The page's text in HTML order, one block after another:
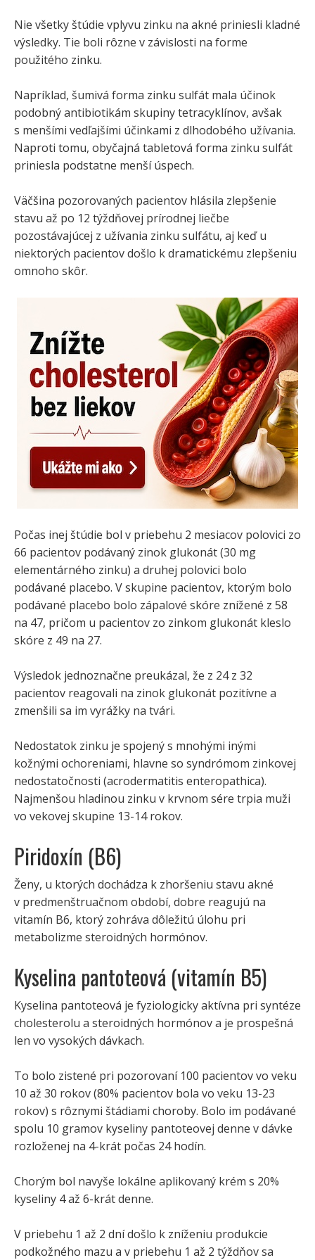
Nie všetky štúdie vplyvu zinku na akné priniesli kladné
výsledky. Tie boli rôzne v závislosti na forme
použitého zinku.
Napríklad, šumivá forma zinku sulfát mala účinok
podobný antibiotikám skupiny tetracyklínov, avšak
s menšími vedľajšími účinkami z dlhodobého užívania.
Naproti tomu, obyčajná tabletová forma zinku sulfát
priniesla podstatne menší úspech.
Väčšina pozorovaných pacientov hlásila zlepšenie
stavu až po 12 týždňovej prírodnej liečbe
pozostávajúcej z užívania zinku sulfátu, aj keď u
niektorých pacientov došlo k dramatickému zlepšeniu
omnoho skôr.
Počas inej štúdie bol v priebehu 2 mesiacov polovici zo
66 pacientov podávaný zinok glukonát (30 mg
elementárného zinku) a druhej polovici bolo
podávané placebo. V skupine pacientov, ktorým bolo
podávané placebo bolo zápalové skóre znížené z 58
na 47, pričom u pacientov zo zinkom glukonát kleslo
skóre z 49 na 27.
Výsledok jednoznačne preukázal, že z 24 z 32
pacientov reagovali na zinok glukonát pozitívne a
zmenšili sa im vyrážky na tvári.
Nedostatok zinku je spojený s mnohými inými
kožnými ochoreniami, hlavne so syndrómom zinkovej
nedostatočnosti (acrodermatitis enteropathica).
Najmenšou hladinou zinku v krvnom sére trpia muži
vo vekovej skupine 13-14 rokov.
Piridoxín (B6)
Ženy, u ktorých dochádza k zhoršeniu stavu akné
v predmenštruačnom období, dobre reagujú na
vitamín B6, ktorý zohráva dôležitú úlohu pri
metabolizme steroidných hormónov.
Kyselina pantoteová (vitamín B5)
Kyselina pantoteová je fyziologicky aktívna pri syntéze
cholesterolu a steroidných hormónov a je prospešná
len vo vysokých dávkach.
To bolo zistené pri pozorovaní 100 pacientov vo veku
10 až 30 rokov (80% pacientov bola vo veku 13-23
rokov) s rôznymi štádiami choroby. Bolo im podávané
spolu 10 gramov kyseliny pantoteovej denne v dávke
rozloženej na 4-krát počas 24 hodín.
Chorým bol navyše lokálne aplikovaný krém s 20%
kyseliny 4 až 6-krát denne.
V priebehu 1 až 2 dní došlo k zníženiu produkcie
podkožného mazu a v priebehu 1 až 2 týždňov sa